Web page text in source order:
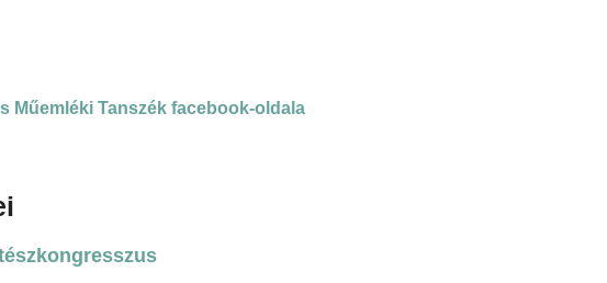
Műemléki Tanszék facebook-oldala